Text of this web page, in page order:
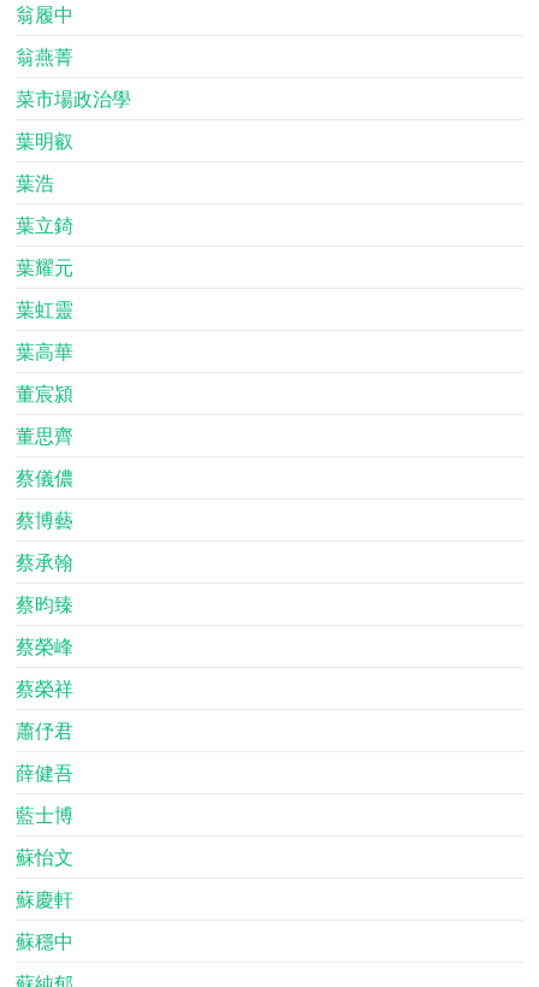
翁履中
翁燕菁
菜市場政治學
葉明叡
葉浩
葉立錡
葉耀元
葉虹靈
葉高華
董宸潁
董思齊
蔡儀儂
蔡博藝
蔡承翰
蔡昀臻
蔡榮峰
蔡榮祥
蕭伃君
薛健吾
藍士博
蘇怡文
蘇慶軒
蘇穩中
蘇純郁